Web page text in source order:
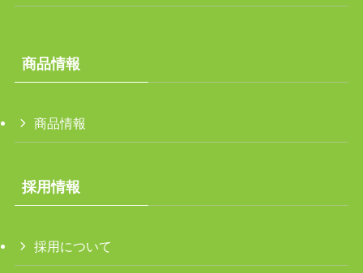
商品情報
商品情報
採用情報
採用について